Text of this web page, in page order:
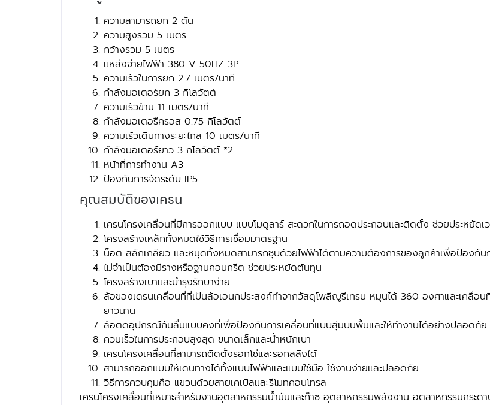
ความสามารถยก 2 ตัน
ความสูงรวม 5 เมตร
กว้างรวม 5 เมตร
แหล่งจ่ายไฟฟ้า 380 V 50HZ 3P
ความเร้วในการยก 2.7 เมตร/นาที
กำลังมอเตอร์ยก 3 กิโลวัตต์
ความเร้วข้าม 11 เมตร/นาที
กำลังมอเตอรืครอส 0.75 กิโลวัตต์
ความเร้วเดินทางระยะไกล 10 เมตร/นาที
กำลังมอเตอร์ยาว 3 กิโลวัตต์ *2
หน้าที่การทำงาน A3
ป้องกันการจัดระดับ IP5
คุณสมบัติของเครน
เครนโครงเคลื่อนที่มีการออกแบบ แบบโมดูลาร์ สะดวกในการถอดประกอบและติดตั้ง ช่วยประหยัด
โครงสร้างเหล็กทั้งหมดใช้วิธีการเชื่อมมาตรฐาน
น็อต สลักเกลียว และหมุดทั้งหมดสามารถชุบด้วยไฟฟ้าได้ตามความต้องการของลูกค้าเพื่อป้องกัน
ไม่จำเป็นต้องมีรางหรือฐานคอนกรีต ช่วยประหยัดต้นทุน
โครงสร้างเบาและบำรุงรักษาง่าย
ล้อของเดรนเคลื่อนที่ที่เป็นล้อเอนกประสงค์ทำจากวัสดุโพลีญูรีเทรน หมุนได้ 360 องศาและเคลื่อ
ยาวนาน
ล้อติดอุปกรณ์กันลื่นแบบคงที่เพื่อป้องกันการเคลื่อนที่แบบสุ่มบนพื้นและให้ทำงานได้อย่างปลอดภัย
ควมเร็วในการประกอบสูงสุด ขนาดเล็กและน้ำหนักเบา
เครนโครงเคลื่อนที่สามารถติดตั้งรอกโซ่และรอกสลิงได้
สามารถออกแบบให้เดินทางได้ทั้งแบบไฟฟ้าและแบบใช้มือ ใช้งานง่ายและปลอดภัย
วิธีการควบคุมคือ แขวนด้วยสายเคเบิลและรีโมทคอนโทรล
เครนโครงเคลื่อนที่เหมาะสำหรับงานอุตสาหกรรมน้ำมันและก๊าซ อุตสาหกรรมพลังงาน อตสาหกรรมกร